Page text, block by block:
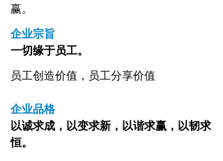
赢。
企业宗旨
一切缘于员工。
员工创造价值，员工分享价值
企业品格
以诚求成，以变求新，以谐求赢，以韧求
恒。